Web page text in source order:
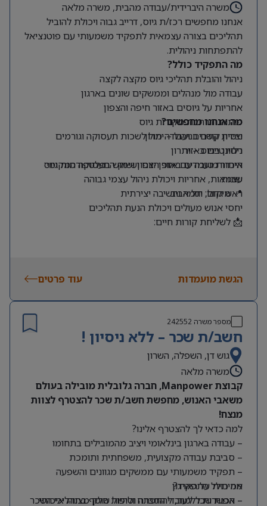
משרה היברידית/עבודה מהבית, משרה מלאה
אנחנו מחפשים רכז/ת גיוס, דרייב גבוה ויכולת להוביל
תהליכים בצורה עצמאית לתפקיד משמעותי עם פוטנציאל
להתפתחות ניהולית.
מה התפקיד כולל?
ניהול והובלת תהליכי גיוס מקצה לקצה
עבודה מול מנהלים וממשקים שונים בארגון
אחריות על גיוסים באזור חיפה והצפון
פיתוח והרחבת מקורות גיוס
יצירת קשרים ועבודה מול לשכות תעסוקה וגורמים
רלוונטיים באזור
איתור מועמדים באופן יזום ושימוש בפלטפורמות גיוס
שונות
מה אנחנו מחפשים?
ניסיון קודם בניהול – יתרון
ניסיון בגיוס – יתרון
היכרות טובה עם אזור הצפון ושוק התעסוקה המקומי
עצמאות, אחריות ויכולת ניהול עצמי גבוהה
ראש גדול, יוזמה וחשיבה יצירתית
יחסי אנוש מעולים ויכולת הנעת תהליכים
📍 מיקום: תל אביב
📩 לשליחת קורות חיים:
הגשת מועמדות עוד פרטים
מספר משרה 242552
חשב/ת שכר – ללא ניסיון !
גוש דן, השפלה, השרון
משרה מלאה
קבוצת Manpower, חברה גלובלית מובילה בעולם
משאבי האנוש, מחפשת חשב/ת שכר להצטרף לצוות
מנצח!
למה כדאי לך להצטרף אלינו?
– עבודה בארגון בינלאומי ויציב מהמובילים בתחומו
– סביבת עבודה מקצועית, משפחתית ותומכת
– תפקיד משמעותי עם ממשקים מגוונים והשפעה
אמיתית על הארגון
– אפשרות ללמוד, להתפתח ולהיות חלק מצוות איכותי
מה כולל התפקיד?
– הכנת שכר לעובדי החברה וטיפול שוטף בתהליכי השכר